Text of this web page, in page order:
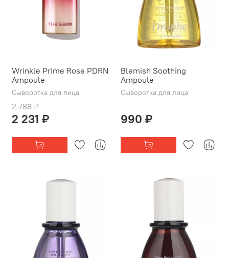
Wrinkle Prime Rose PDRN
Ampoule
Сыворотка для лица
2 788 ₽
2 231 ₽
Blemish Soothing
Ampoule
Сыворотка для лица
990 ₽